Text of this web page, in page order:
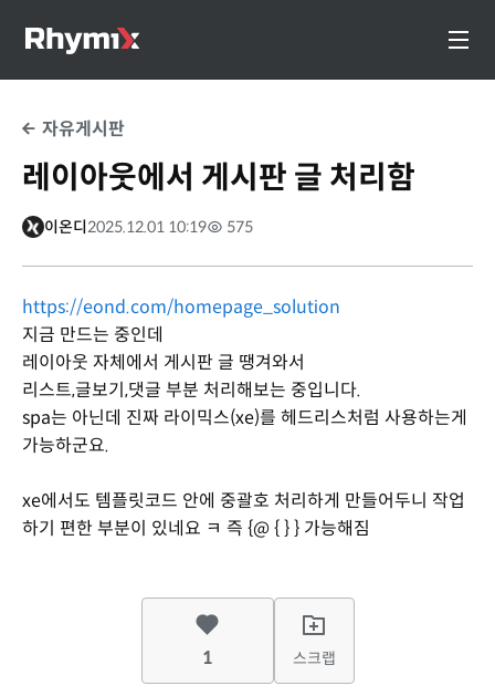
자유게시판
레이아웃에서 게시판 글 처리함
이온디2025.12.01 10:19 575
https://eond.com/homepage_solution
지금 만드는 중인데
레이아웃 자체에서 게시판 글 땡겨와서
리스트,글보기,댓글 부분 처리해보는 중입니다.
spa는 아닌데 진짜 라이믹스(xe)를 헤드리스처럼 사용하는게
가능하군요.
xe에서도 템플릿코드 안에 중괄호 처리하게 만들어두니 작업
하기 편한 부분이 있네요 ㅋ 즉 {@ { } } 가능해짐
1 스크랩